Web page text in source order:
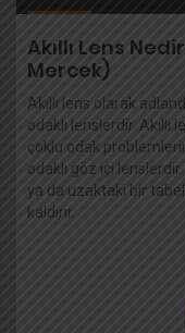
Akıllı Lens
Mercek)
Akıllı lens olarak
odaklı lenslerdir.
çoklu odak
odaklı göz içi
ya da uzaktaki bir
kaldırır.